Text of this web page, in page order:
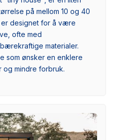
på mellom 10 og 40
er designet for å være
ofte med
materialer.
som ønsker en enklere
og mindre forbruk.